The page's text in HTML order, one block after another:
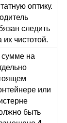
оптику.
следить
их чистотой.
сумме на
или
быть